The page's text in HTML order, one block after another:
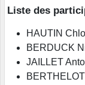
Liste des
HAUTIN
BERDUCK
JAILLET